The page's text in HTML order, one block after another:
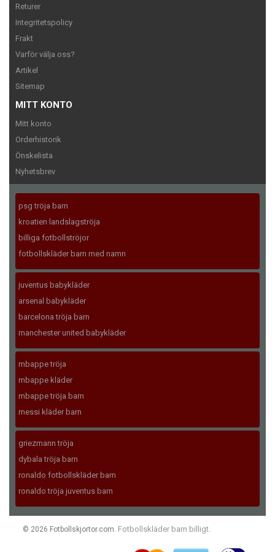
Returer
Integritetspolicy
Frakt
Varför välja oss?
Artikel
Sitemap
MITT KONTO
Mitt konto
Orderhistorik
Önskelista
Nyhetsbrev
psg tröja barn
kroatien landslagströja
billiga fotbollströjor
fotbollskläder barn med namn
juventus babykläder
arsenal babykläder
barcelona tröja barn
manchester united babykläder
mbappe tröja
mbappe kläder
mbappe tröja barn
messi kläder barn
griezmann tröja
dybala tröja barn
ronaldo fotbollskläder barn
ronaldo tröja juventus barn
© 2026 Fotbollskjortor.com. Fotbollskläder barn billigt.